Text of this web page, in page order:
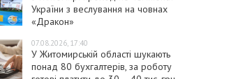
України з веслування на човнах
«Дракон»
07.08.2026, 17:40
У Житомирській області шукають
понад 80 бухгалтерів, за роботу